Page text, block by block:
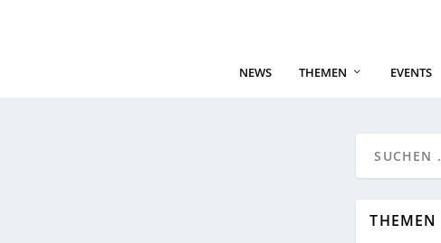
NEWS THEMEN EVENTS
THEMEN